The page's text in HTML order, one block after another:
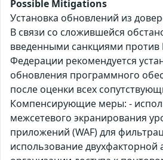
Possible Mitigations
Установка обновлений из
В связи со сложившейся
введенными санкциями против
Федерации рекомендуется
обновления программного
после оценки всех
Компенсирующие меры: -
межсетевого экранирования
приложений (WAF) для
использование двухфакторной